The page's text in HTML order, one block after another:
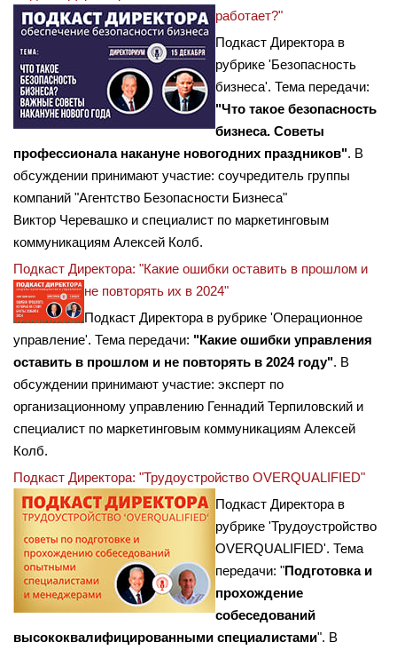
работает?"
Подкаст Директора в
рубрике 'Безопасность
бизнеса'. Тема передачи:
"Что такое безопасность
бизнеса. Советы
профессионала накануне новогодних праздников". В
обсуждении принимают участие: соучредитель группы
компаний "Агентство Безопасности Бизнеса"
Виктор Черевашко и специалист по маркетинговым
коммуникациям Алексей Колб.
Подкаст Директора: "Какие ошибки оставить в прошлом и
не повторять их в 2024"
Подкаст Директора в рубрике 'Операционное
управление'. Тема передачи: "Какие ошибки управления
оставить в прошлом и не повторять в 2024 году". В
обсуждении принимают участие: эксперт по
организационному управлению Геннадий Терпиловский и
специалист по маркетинговым коммуникациям Алексей
Колб.
Подкаст Директора: "Трудоустройство OVERQUALIFIED"
Подкаст Директора в
рубрике 'Трудоустройство
OVERQUALIFIED'. Тема
передачи: "Подготовка и
прохождение
собеседований
высококвалифицированными специалистами". В